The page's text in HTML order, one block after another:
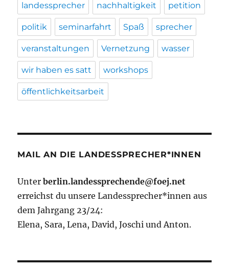
landessprecher nachhaltigkeit petition
politik seminarfahrt Spaß sprecher
veranstaltungen Vernetzung wasser
wir haben es satt workshops
öffentlichkeitsarbeit
MAIL AN DIE LANDESSPRECHER*INNEN
Unterberlin.landessprechende@foej.net
erreichst du unsere Landessprecher*innen aus
dem Jahrgang 23/24:
Elena, Sara, Lena, David, Joschi und Anton.